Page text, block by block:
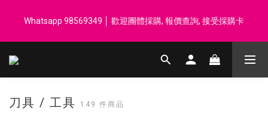
汗毛巾 韓國制 送完即止
Whatsapp 98569349 │ 歡迎團體採購, 報價查詢, 接受採購卡
登記會員享每$50回贈$1 │ 滿HK$899 送 N-rit Campack Towel 吸
刀具 / 工具 149 件商品